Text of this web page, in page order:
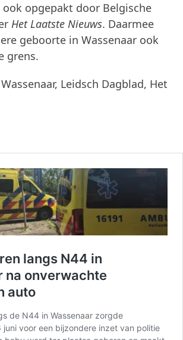
opgepakt door Belgische
Het Laatste Nieuws. Daarmee
geboorte in Wassenaar ook
grens.
Leidsch Dagblad, Het